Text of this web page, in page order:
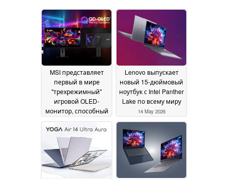
MSI представляет
первый в мире
"трехрежимный"
игровой OLED-
монитор, способный
до 4K 360 Гц30 May
2026
Lenovo выпускает
новый 15-дюймовый
ноутбук с Intel Panther
Lake по всему миру
14 May 2026